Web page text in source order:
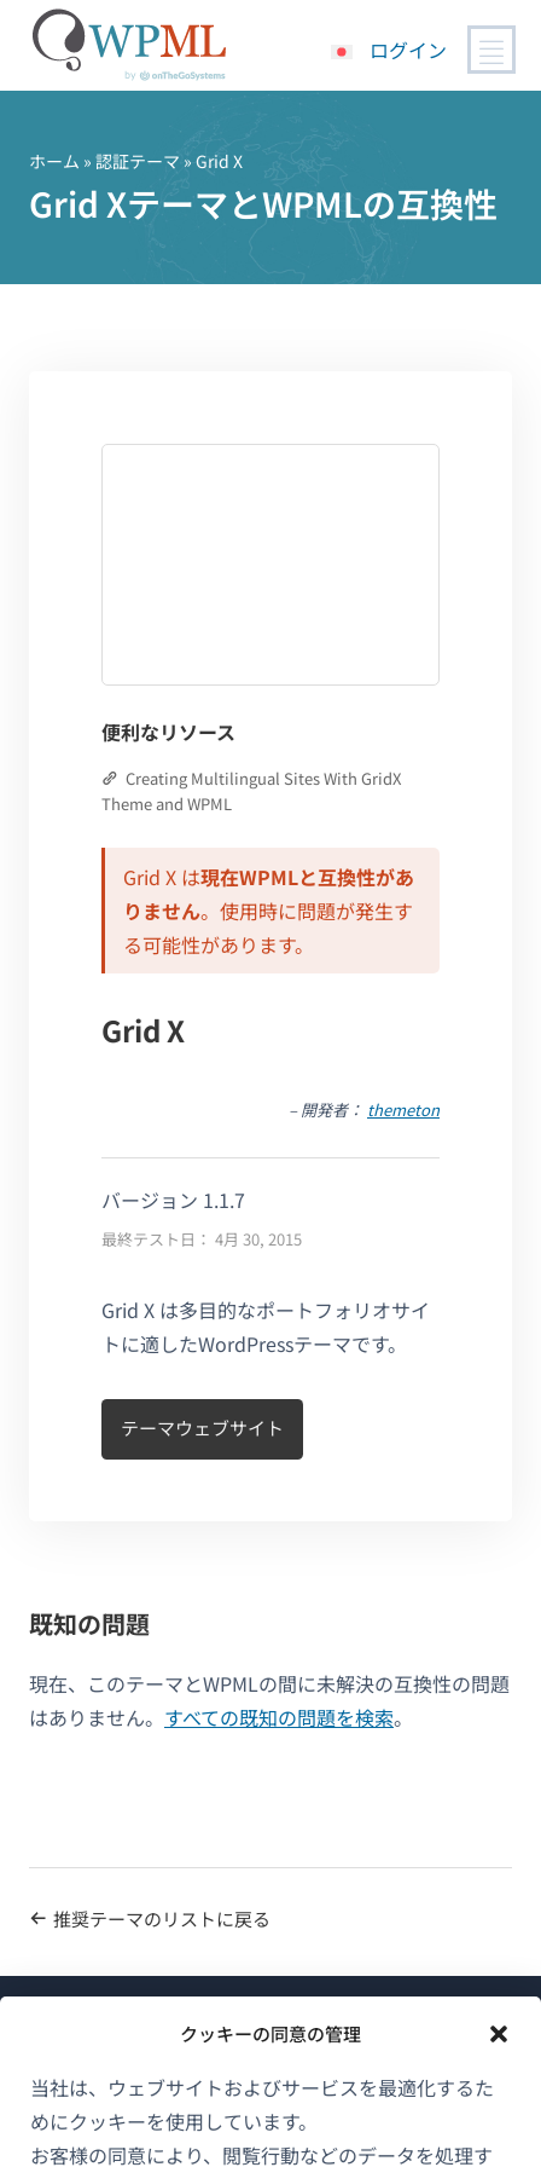
クッキーの同意の管理
当社は、ウェブサイトおよびサービスを最適化するた
めにクッキーを使用しています。
お客様の同意により、閲覧行動などのデータを処理す
ス
ログイン
ホーム » 認証テーマ » Grid X
Grid XテーマとWPMLの互換性
便利なリソース
Creating Multilingual Sites With GridX
Theme and WPML
Grid X は現在WPMLと互換性があ
りません。使用時に問題が発生す
る可能性があります。
Grid X
– 開発者： themeton
バージョン 1.1.7
最終テスト日： 4月 30, 2015
Grid X は多目的なポートフォリオサイ
トに適したWordPressテーマです。
テーマウェブサイト
既知の問題
現在、このテーマとWPMLの間に未解決の互換性の問題
はありません。 すべての既知の問題を検索。
推奨テーマのリストに戻る
WPMLについて